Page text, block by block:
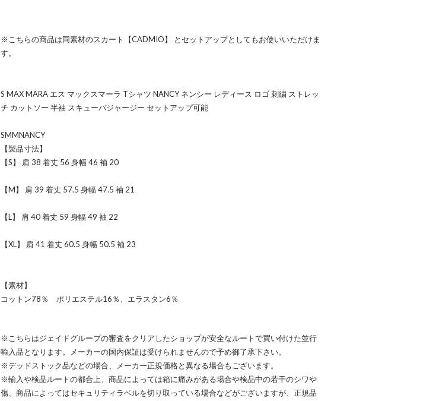
※こちらの商品は同素材のスカート【CADMIO】 とセットアップとしてもお使いいただけま
す。
S MAX MARA エス マックスマーラ Tシャツ NANCY ネンシー レディース ロゴ 刺繍 ストレッ
チ カットソー 半袖 スキューバジャージー セットアップ可能
SMMNANCY
【製品寸法】
【S】 肩 38 着丈 56 身幅 46 袖 20
【M】 肩 39 着丈 57.5 身幅 47.5 袖 21
【L】 肩 40 着丈 59 身幅 49 袖 22
【XL】 肩 41 着丈 60.5 身幅 50.5 袖 23
【素材】
コットン78％ ポリエステル16％、エラスタン6％
※こちらはジェイドグループの審査をクリアしたショップが安全なルートで買い付けた並行
輸入品となります。メーカーの国内保証は受けられませんので予め御了承下さい。
※デッドストック品などの場合、メーカー正規価格と異なる場合もございます。
※輸入や検品ルートの都合上、商品によっては箱に痛みがある場合や検品中の若干のシワや
傷、商品によってはセキュリティラベルを切り取っている場合などがございますが、正規品